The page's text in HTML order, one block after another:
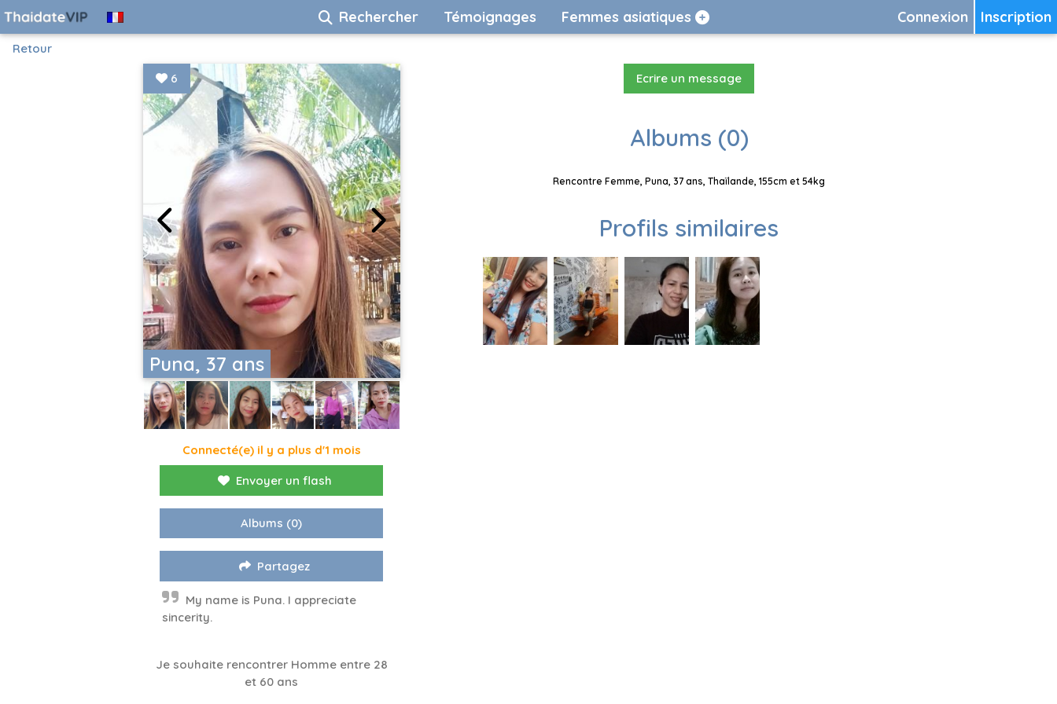
Inscription
Connexion
Rechercher Témoignages Femmes asiatiques
Retour
Puna, 37 ans
6
Connecté(e) il y a plus d'1 mois
Envoyer un flash
Albums (0)
Partagez
My name is Puna. I appreciate
sincerity.
Je souhaite rencontrer Homme entre 28
et 60 ans
Ecrire un message
Albums (0)
Rencontre Femme, Puna, 37 ans, Thaïlande, 155cm et 54kg
Profils similaires